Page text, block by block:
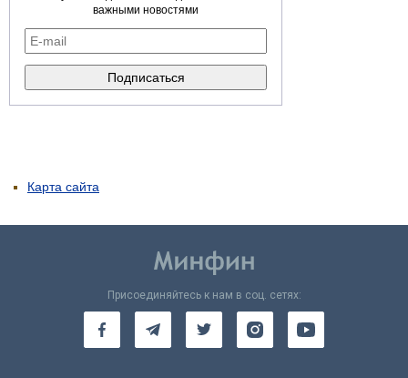
важными новостями
Карта сайта
Присоединяйтесь к нам в соц. сетях: